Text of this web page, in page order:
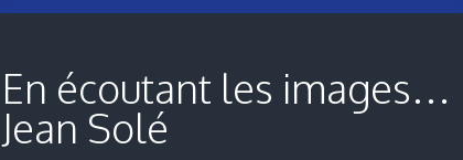
En écoutant les images…
Jean Solé